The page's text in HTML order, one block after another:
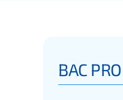
BAC